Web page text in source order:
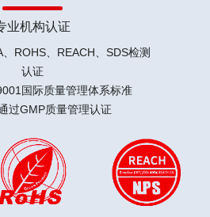
业机构认证
ROHS、REACH、SDS检测
认证
国际质量管理体系标准
过GMP质量管理认证